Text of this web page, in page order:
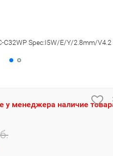
C32WP Spec:I5W/E/Y/2.8mm/V4.2
у менеджера наличие